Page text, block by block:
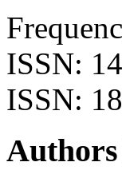
ISSN:
ISSN: